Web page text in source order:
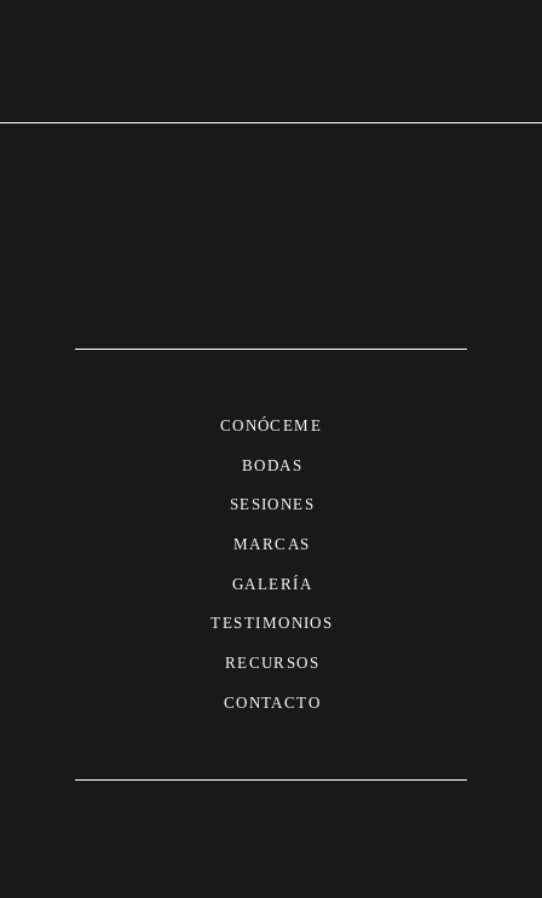
CONÓCEME
BODAS
SESIONES
MARCAS
GALERÍA
TESTIMONIOS
RECURSOS
CONTACTO